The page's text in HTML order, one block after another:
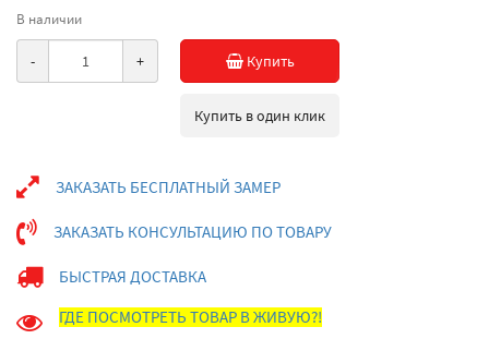
В наличии
- + Купить
Купить в один клик
ЗАКАЗАТЬ БЕСПЛАТНЫЙ ЗАМЕР
ЗАКАЗАТЬ КОНСУЛЬТАЦИЮ ПО ТОВАРУ
БЫСТРАЯ ДОСТАВКА
ГДЕ ПОСМОТРЕТЬ ТОВАР В ЖИВУЮ?!